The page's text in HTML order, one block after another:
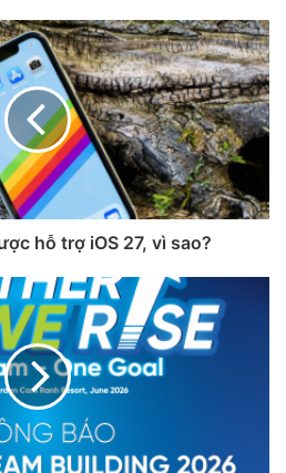
khả năng gánh chịu chi phí tăng
tăng giá sản phẩm là “không thể
không công bố thời điểm cụ thể
nhiều nguồn tin cho rằng
giá trong tháng này. Nguyên
thiếu hụt bộ nhớ và linh kiện,
nghiệp AI toàn cầu đang gia tăng
tập trung vào thị trường máy
tử tiêu dùng, bao gồm laptop và
kiến nhiều hãng tăng giá sản
Apple cũng không thể duy trì
ổn này diễn ra trong bối cảnh
và xung đột quốc tế đã ảnh
kiện.
hỗ trợ iOS 27, vì sao?